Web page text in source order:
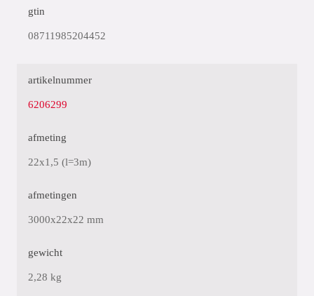
gtin
08711985204452
artikelnummer
6206299
afmeting
22x1,5 (l=3m)
afmetingen
3000x22x22 mm
gewicht
2,28 kg